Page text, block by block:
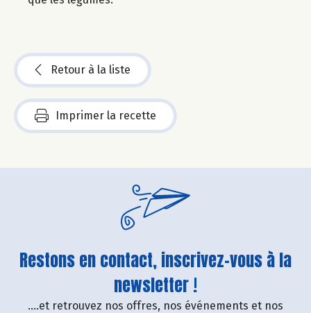
Retour à la liste
Imprimer la recette
Restons en contact, inscrivez-vous à la
newsletter !
....et retrouvez nos offres, nos événements et nos